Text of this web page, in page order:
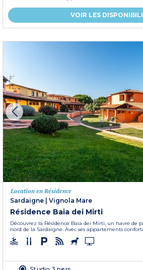
VOIR LES
Location en Résidence
Sardaigne | Vignola Mare
Résidence Baia dei Mirti
Découvrez la Résidence Baia dei Mirti, un havre de
nord de la Sardaigne. Avec ses appartements
Studio 3 pers.